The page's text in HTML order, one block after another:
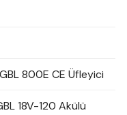
800E CE Üfleyici
18V-120 Akülü